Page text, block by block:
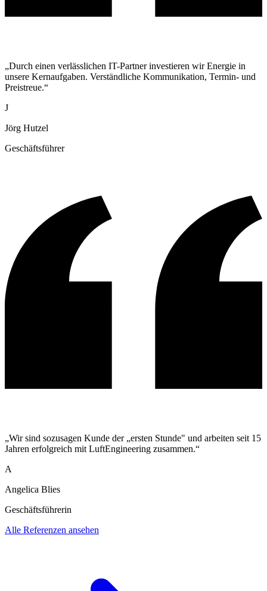
„Durch einen verlässlichen IT-Partner investieren wir Energie in
unsere Kernaufgaben. Verständliche Kommunikation, Termin- und
Preistreue.“
J
Jörg Hutzel
Geschäftsführer
„Wir sind sozusagen Kunde der „ersten Stunde" und arbeiten seit 15
Jahren erfolgreich mit LuftEngineering zusammen.“
A
Angelica Blies
Geschäftsführerin
Alle Referenzen ansehen